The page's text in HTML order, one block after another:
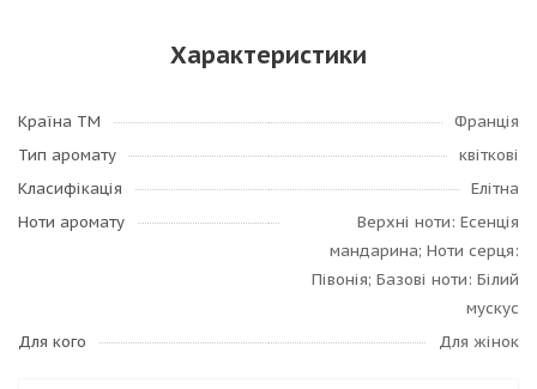
Характеристики
Країна ТМ
Франція
Тип аромату
квіткові
Класифікація
Елітна
Ноти аромату
Верхні ноти: Есенція
мандарина; Ноти серця:
Півонія; Базові ноти: Білий
мускус
Для кого
Для жінок